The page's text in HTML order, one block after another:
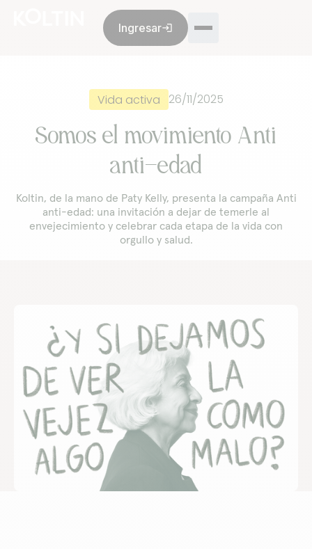
Ingresarlogin
MembresíaOpiniones Nosotros
+52 55 8993 9299
Servicio al cliente:+52 55 8993 9299
De lunes a viernes de 9 a.m. a 6 p.m.
¿Es una emergencia? Atención todos los días, las 24
Vida activa 26/11/2025
Somos el movimiento Anti
anti-edad
Koltin, de la mano de Paty Kelly, presenta la campaña Anti
anti-edad: una invitación a dejar de temerle al
envejecimiento y celebrar cada etapa de la vida con
orgullo y salud.